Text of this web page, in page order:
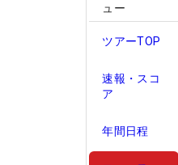
ュー
ツアーTOP
速報・スコ
ア
年間日程